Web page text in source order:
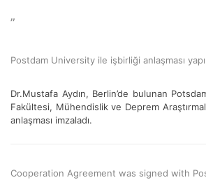
”
Postdam University ile işbirliği anlaşması
Dr.Mustafa Aydın, Berlin’de bulunan
Fakültesi, Mühendislik ve Deprem
anlaşması imzaladı.
Cooperation Agreement was signed with